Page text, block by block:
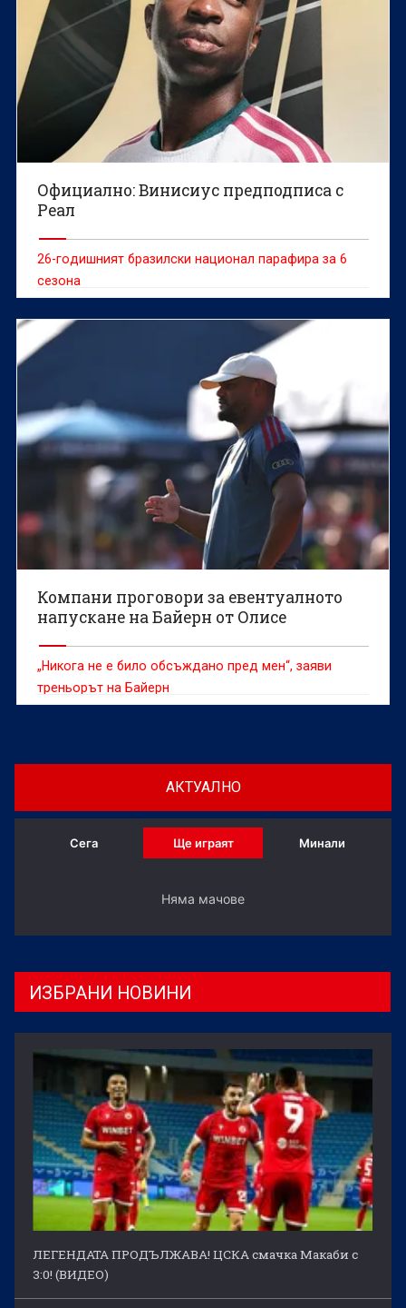
Официално: Винисиус предподписа с
Реал
26-годишният бразилски национал парафира за 6
сезона
Компани проговори за евентуалното
напускане на Байерн от Олисе
„Никога не е било обсъждано пред мен“, заяви
треньорът на Байерн
АКТУАЛНО
Сега Ще играят Минали
Няма мачове
ИЗБРАНИ НОВИНИ
ЛЕГЕНДАТА ПРОДЪЛЖАВА! ЦСКА смачка Макаби с
3:0! (ВИДЕО)